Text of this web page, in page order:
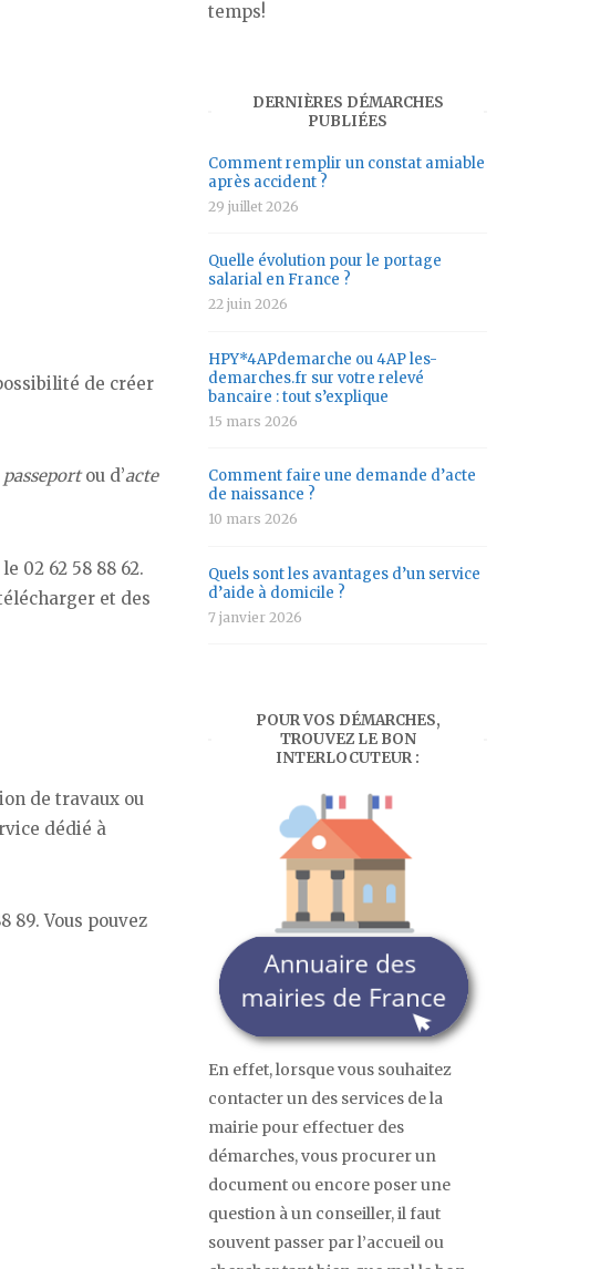
de créer
passeportou d’acte
02 62 58 88 62.
et des
de travaux ou
dédié à
89. Vous pouvez
temps!
DERNIÈRES DÉMARCHES
PUBLIÉES
Comment remplir un constat amiable
après accident ?
29 juillet 2026
Quelle évolution pour le portage
salarial en France ?
22 juin 2026
HPY*4APdemarche ou 4AP les-
demarches.fr sur votre relevé
bancaire : tout s’explique
15 mars 2026
Comment faire une demande d’acte
de naissance ?
10 mars 2026
Quels sont les avantages d’un service
d’aide à domicile ?
7 janvier 2026
POUR VOS DÉMARCHES,
TROUVEZ LE BON
INTERLOCUTEUR :
En effet, lorsque vous souhaitez
contacter un des services de la
mairie pour effectuer des
démarches, vous procurer un
document ou encore poser une
question à un conseiller, il faut
souvent passer par l’accueil ou